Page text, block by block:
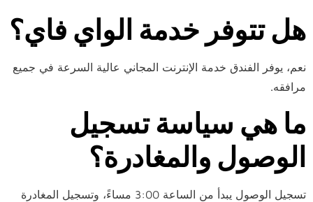
هل تتوفر خدمة الواي فاي؟
نعم، يوفر الفندق خدمة الإنترنت المجاني عالية السرعة في جميع
مرافقه.
ما هي سياسة تسجيل
الوصول والمغادرة؟
تسجيل الوصول يبدأ من الساعة 3:00 مساءً، وتسجيل المغادرة